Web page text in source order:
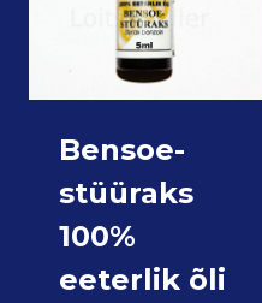
Bensoe-
stüüraks
100%
eeterlik õli